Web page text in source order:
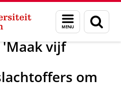
Menu
en
zoeken
Nieuwsberichten
vijf
om